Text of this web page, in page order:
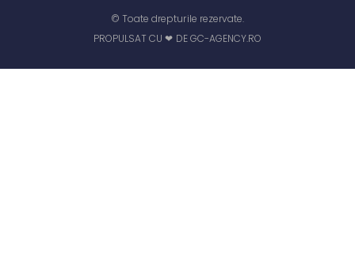
© Toate drepturile rezervate.
PROPULSAT CU ❤ DE GC-AGENCY.RO